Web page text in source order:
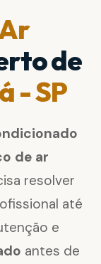
de
- SP
de ar
resolver
até
e
antes de